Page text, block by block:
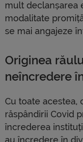
mult declanșarea
modalitate
se mai angajeze
Originea
neîncredere
Cu toate acestea,
răspândirii Covid
încrederea
au încredere în